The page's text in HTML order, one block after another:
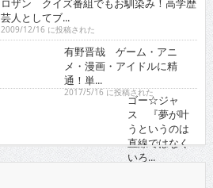
番組でもお馴染み！高学歴芸人として
された
ム・アニメ・漫画・アイドルに精通！
『夢が叶うというのは直線ではなくい